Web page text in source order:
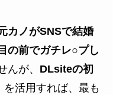
カノがSNSで結婚
の前でガチレ○プし
んが、 DLsiteの初
を活用すれば、最も